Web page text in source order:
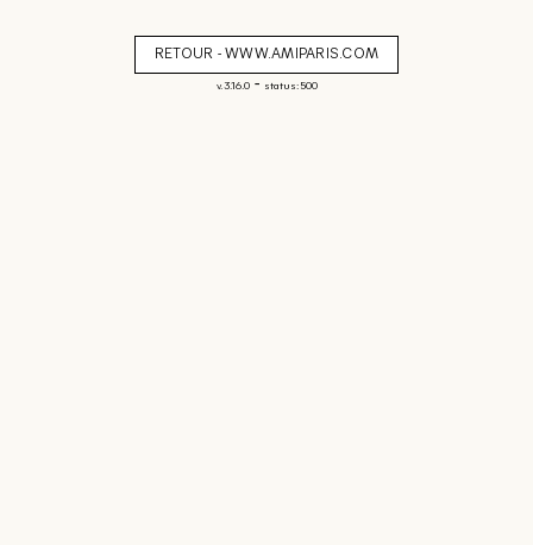
RETOUR - WWW.AMIPARIS.COM
v. 3.16.0- status: 500